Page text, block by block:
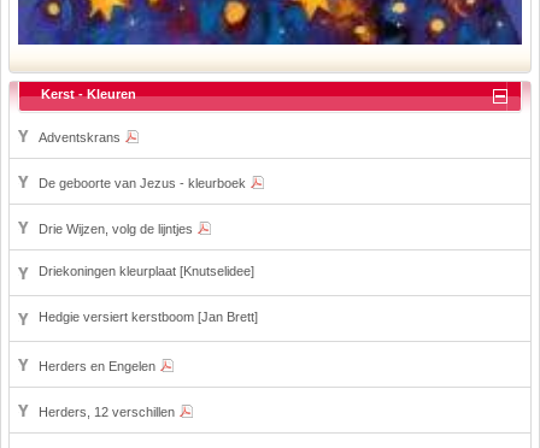
Kerst - Kleuren
Adventskrans
De geboorte van Jezus - kleurboek
Drie Wijzen, volg de lijntjes
Driekoningen kleurplaat [Knutselidee]
Hedgie versiert kerstboom [Jan Brett]
Herders en Engelen
Herders, 12 verschillen